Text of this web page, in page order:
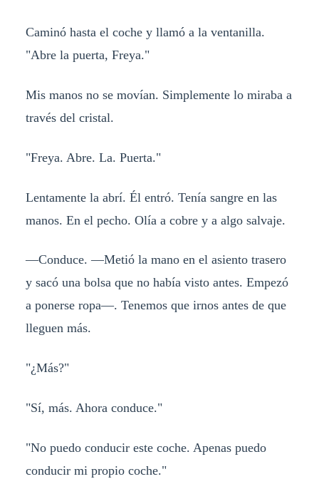
Caminó hasta el coche y llamó a la ventanilla.
"Abre la puerta, Freya."
Mis manos no se movían. Simplemente lo miraba a
través del cristal.
"Freya. Abre. La. Puerta."
Lentamente la abrí. Él entró. Tenía sangre en las
manos. En el pecho. Olía a cobre y a algo salvaje.
—Conduce. —Metió la mano en el asiento trasero
y sacó una bolsa que no había visto antes. Empezó
a ponerse ropa—. Tenemos que irnos antes de que
lleguen más.
"¿Más?"
"Sí, más. Ahora conduce."
"No puedo conducir este coche. Apenas puedo
conducir mi propio coche."